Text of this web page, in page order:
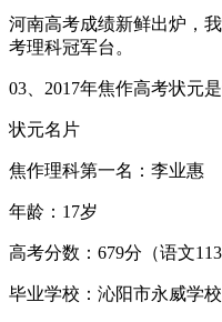
河南高考成绩新鲜出炉，
考理科冠军台。
03、2017年焦作高考状元
状元名片
焦作理科第一名：李业惠
年龄：17岁
高考分数：679分（语文
毕业学校：沁阳市永威学校